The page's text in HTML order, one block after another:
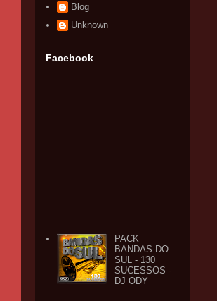
Blog
Unknown
Facebook
PACK
BANDAS DO
SUL - 130
SUCESSOS -
DJ ODY